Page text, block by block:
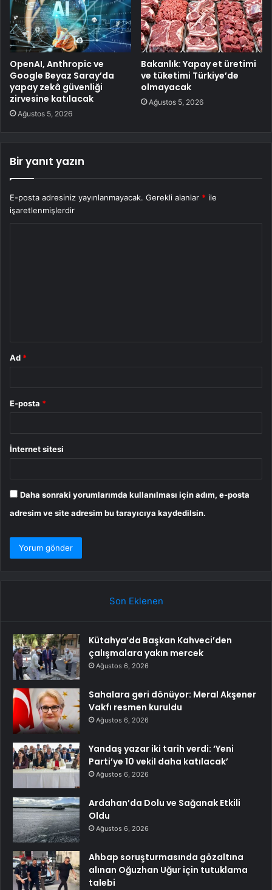
OpenAI, Anthropic ve
Google Beyaz Saray’da
yapay zekâ güvenliği
zirvesine katılacak
Ağustos 5, 2026
Bakanlık: Yapay et üretimi
ve tüketimi Türkiye’de
olmayacak
Ağustos 5, 2026
Bir yanıt yazın
E-posta adresiniz yayınlanmayacak. Gerekli alanlar * ile
işaretlenmişlerdir
Ad *
E-posta *
İnternet sitesi
Daha sonraki yorumlarımda kullanılması için adım, e-posta
adresim ve site adresim bu tarayıcıya kaydedilsin.
Son Eklenen
Kütahya’da Başkan Kahveci’den
çalışmalara yakın mercek
Ağustos 6, 2026
Sahalara geri dönüyor: Meral Akşener
Vakfı resmen kuruldu
Ağustos 6, 2026
Yandaş yazar iki tarih verdi: ‘Yeni
Parti’ye 10 vekil daha katılacak’
Ağustos 6, 2026
Ardahan’da Dolu ve Sağanak Etkili
Oldu
Ağustos 6, 2026
Ahbap soruşturmasında gözaltına
alınan Oğuzhan Uğur için tutuklama
talebi